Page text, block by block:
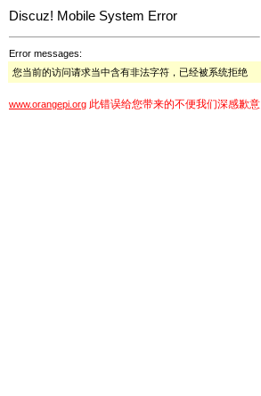
Discuz! Mobile System Error
Error messages:
您当前的访问请求当中含有非法字符，已经被系统拒绝
www.orangepi.org 此错误给您带来的不便我们深感歉意